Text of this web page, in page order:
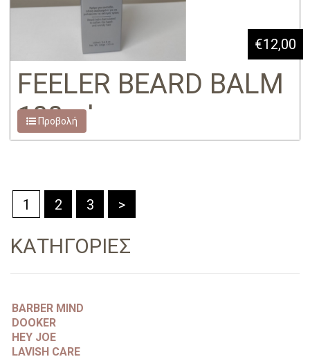
FEELER BEARD BALM
100ml
€12,00
Προβολή
1 2 3 >
ΚΑΤΗΓΟΡΙΕΣ
BARBER MIND
DOOKER
HEY JOE
LAVISH CARE